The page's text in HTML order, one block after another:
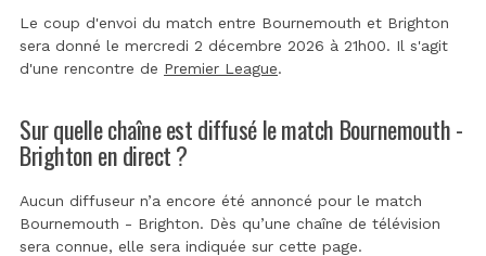
Le coup d'envoi du match entre Bournemouth et Brighton
sera donné le mercredi 2 décembre 2026 à 21h00. Il s'agit
d'une rencontre de Premier League.
Sur quelle chaîne est diffusé le match Bournemouth -
Brighton en direct ?
Aucun diffuseur n’a encore été annoncé pour le match
Bournemouth - Brighton. Dès qu’une chaîne de télévision
sera connue, elle sera indiquée sur cette page.